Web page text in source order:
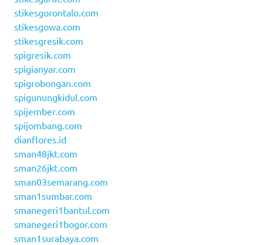
stikesgorontalo.com
stikesgowa.com
stikesgresik.com
spigresik.com
spigianyar.com
spigrobongan.com
spigunungkidul.com
spijember.com
spijombang.com
dianflores.id
sman48jkt.com
sman26jkt.com
sman03semarang.com
sman1sumbar.com
smanegeri1bantul.com
smanegeri1bogor.com
sman1surabaya.com